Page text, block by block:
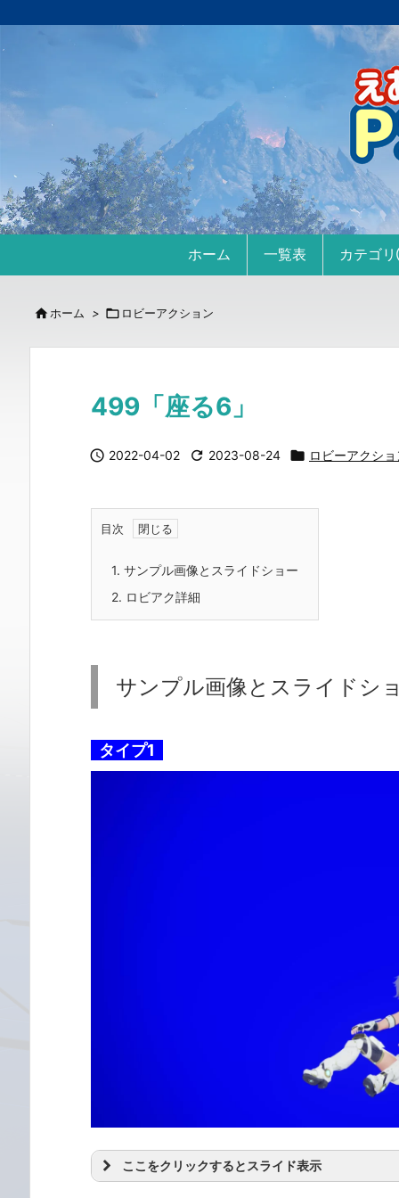
ホーム 一覧表 カテゴ
 ホーム >  ロビーアクション
499「座る6」
 2022-04-02  2023-08-24  ロビーアクショ
目次
1. サンプル画像とスライドショー
2. ロビアク詳細
サンプル画像とスライドシ
タイプ1
ここをクリックするとスライド表示